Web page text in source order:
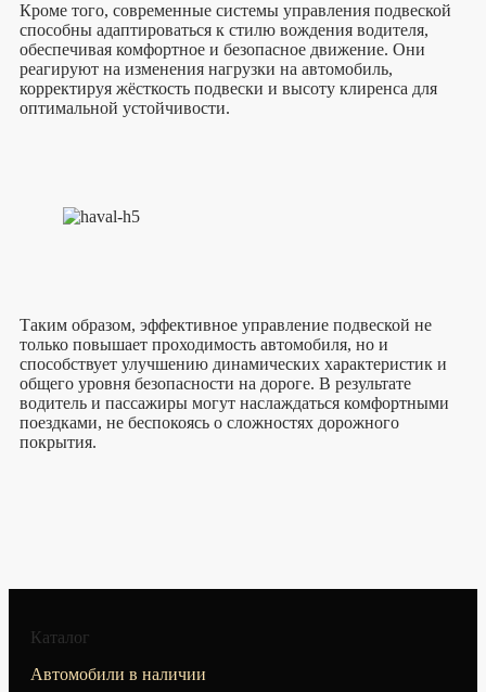
Кроме того, современные системы управления подвеской
способны адаптироваться к стилю вождения водителя,
обеспечивая комфортное и безопасное движение. Они
реагируют на изменения нагрузки на автомобиль,
корректируя жёсткость подвески и высоту клиренса для
оптимальной устойчивости.
Таким образом, эффективное управление подвеской не
только повышает проходимость автомобиля, но и
способствует улучшению динамических характеристик и
общего уровня безопасности на дороге. В результате
водитель и пассажиры могут наслаждаться комфортными
поездками, не беспокоясь о сложностях дорожного
покрытия.
Каталог
Автомобили в наличии